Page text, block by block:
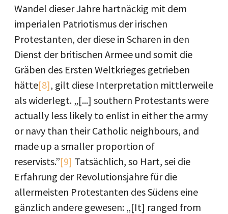
Wandel dieser Jahre hartnäckig mit dem
imperialen Patriotismus der irischen
Protestanten, der diese in Scharen in den
Dienst der britischen Armee und somit die
Gräben des Ersten Weltkrieges getrieben
hätte[8], gilt diese Interpretation mittlerweile
als widerlegt. „[...] southern Protestants were
actually less likely to enlist in either the army
or navy than their Catholic neighbours, and
made up a smaller proportion of
reservists.”[9] Tatsächlich, so Hart, sei die
Erfahrung der Revolutionsjahre für die
allermeisten Protestanten des Südens eine
gänzlich andere gewesen: „[It] ranged from